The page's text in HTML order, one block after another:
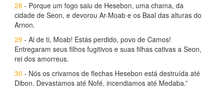
28 - Porque um fogo saiu de Hesebon, uma chama, da
cidade de Seon, e devorou Ar-Moab e os Baal das alturas do
Arnon.
29 - Ai de ti, Moab! Estás perdido, povo de Camos!
Entregaram seus filhos fugitivos e suas filhas cativas a Seon,
rei dos amorreus.
30 - Nós os crivamos de flechas Hesebon está destruída até
Dibon. Devastamos até Nofé, incendiamos até Medaba.”